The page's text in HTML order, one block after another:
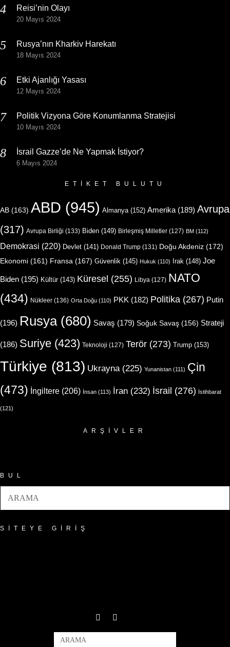
Reisi’nin Olayı
20 Mayıs 2024
Rusya’nın Kharkiv Harekatı
18 Mayıs 2024
Etki Ajanlığı Yasası
12 Mayıs 2024
Politik Vizyona Göre Konumlanma Stratejisi
10 Mayıs 2024
İsrail Gazze’de Ne Yapmak İstiyor?
6 Mayıs 2024
ETIKET BULUTU
AB (163) ABD (945) Almanya(152) Amerika (189) Avrupa
(317) Avrupa Birliği (133) Biden (149) Birleşmiş Milletler (127) BM (112)
Demokrasi (220) Devlet (141) Donald Trump (131) Doğu Akdeniz (172)
Ekonomi (161) Fransa (167) Güvenlik (145) Hukuk (110) Irak (148) Joe
Biden (195) Kültür(143) Küresel (255) Libya (127) NATO
(434) Nükleer (136) Orta Doğu (110) PKK (182) Politika (267) Putin
(196) Rusya(680) Savaş (179) Soğuk Savaş (156) Strateji
(186) Suriye (423) Teknoloji (127) Terör (273) Trump (153)
Türkiye (813) Ukrayna(225) Yunanistan (111) Çin
(473) İngiltere (206) İnsan (113) İran (232) İsrail (276) İstihbarat
(121)
ARŞIVLER
BUL
SITEYE GIRIŞ